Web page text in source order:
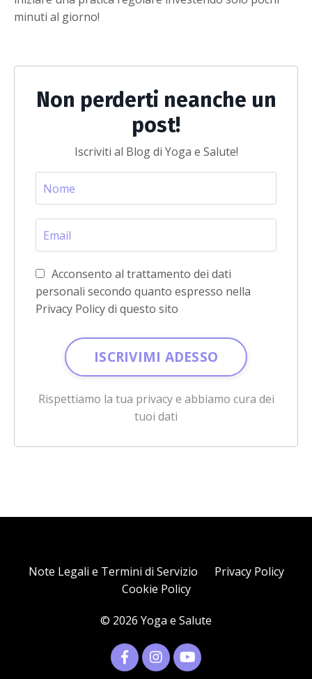
minuti al giorno!
Non perderti neanche un
post!
Iscriviti al Blog di Yoga e Salute!
Acconsento al trattamento dei dati
personali secondo quanto espresso nella
Privacy Policy di questo sito
Rispettiamo la tua privacy e abbiamo cura dei
tuoi dati
Note Legali e Termini di Servizio
Privacy Policy
Cookie Policy
© 2026 Yoga e Salute